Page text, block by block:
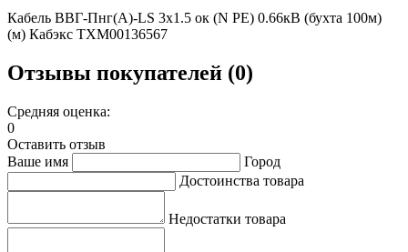
Кабель ВВГ-Пнг(А)-LS 3х1.5 ок (N PE) 0.66кВ (бухта 100м)
(м) Кабэкс ТХМ00136567
Отзывы покупателей (0)
Средняя оценка:
0
Оставить отзыв
Ваше имя
Город
Достоинства товара
Недостатки товара